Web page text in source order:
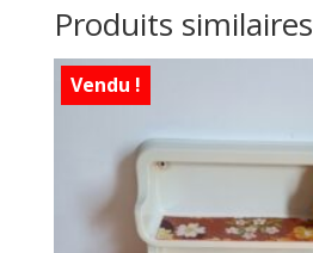
Produits similaires
Vendu !